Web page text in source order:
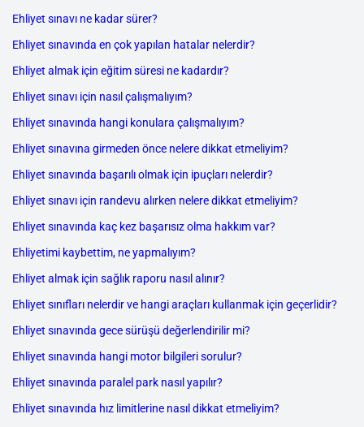
Ehliyet sınavı ne kadar sürer?
Ehliyet sınavında en çok yapılan hatalar nelerdir?
Ehliyet almak için eğitim süresi ne kadardır?
Ehliyet sınavı için nasıl çalışmalıyım?
Ehliyet sınavında hangi konulara çalışmalıyım?
Ehliyet sınavına girmeden önce nelere dikkat etmeliyim?
Ehliyet sınavında başarılı olmak için ipuçları nelerdir?
Ehliyet sınavı için randevu alırken nelere dikkat etmeliyim?
Ehliyet sınavında kaç kez başarısız olma hakkım var?
Ehliyetimi kaybettim, ne yapmalıyım?
Ehliyet almak için sağlık raporu nasıl alınır?
Ehliyet sınıfları nelerdir ve hangi araçları kullanmak için geçerlidir?
Ehliyet sınavında gece sürüşü değerlendirilir mi?
Ehliyet sınavında hangi motor bilgileri sorulur?
Ehliyet sınavında paralel park nasıl yapılır?
Ehliyet sınavında hız limitlerine nasıl dikkat etmeliyim?